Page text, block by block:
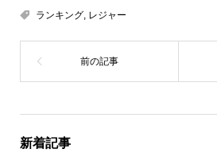
ランキング, レジャー
新着記事